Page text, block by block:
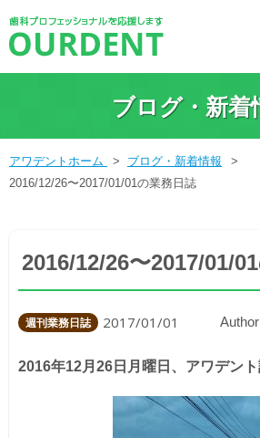
ブログ・新着
アワデントホーム > ブログ・新着情報
>
2016/12/26〜2017/01/01の業務日誌
2016/12/26〜2017/01/
週刊業務日誌 2017/01/01
2016年12月26日月曜日、アワデン